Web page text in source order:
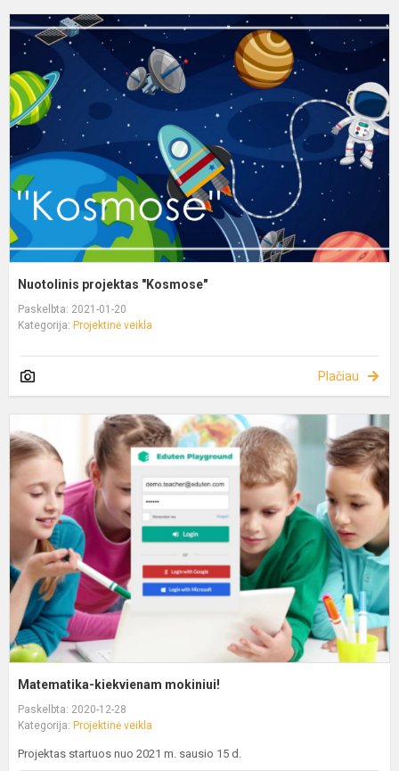
Nuotolinis projektas "Kosmose"
Paskelbta: 2021-01-20
Kategorija: Projektinė veikla
Plačiau
Matematika-kiekvienam mokiniui!
Paskelbta: 2020-12-28
Kategorija: Projektinė veikla
Projektas startuos nuo 2021 m. sausio 15 d.